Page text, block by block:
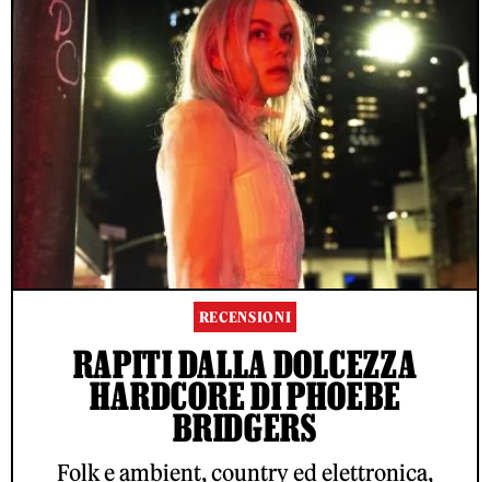
RECENSIONI
RAPITI DALLA DOLCEZZA
HARDCORE DI PHOEBE
BRIDGERS
Folk e ambient, country ed elettronica,